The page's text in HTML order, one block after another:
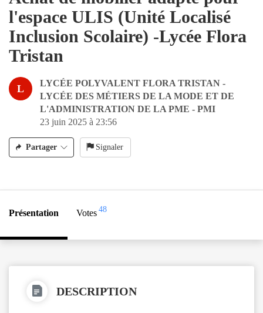
l'espace ULIS (Unité Localisé
Inclusion Scolaire) -Lycée Flora
Tristan
L
LYCÉE POLYVALENT FLORA TRISTAN -
LYCÉE DES MÉTIERS DE LA MODE ET DE
L'ADMINISTRATION DE LA PME - PMI
23 juin 2025 à 23:56
Partager Signaler
Présentation Votes 48
DESCRIPTION